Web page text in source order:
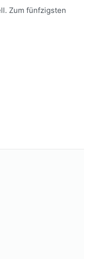
Zum fünfzigsten